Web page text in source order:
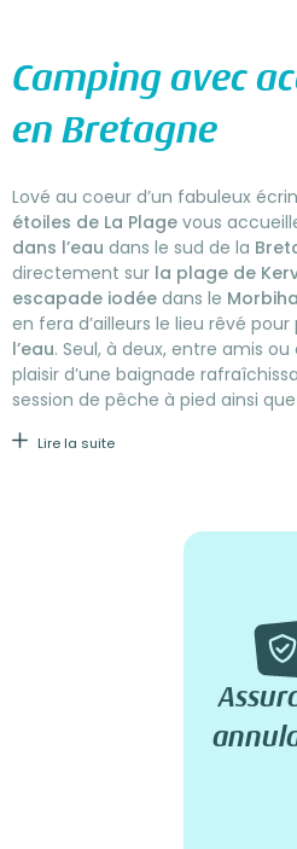
Camping avec
en Bretagne
Lové au coeur d’un fabuleux
étoiles de La Plage vous
dans l’eau dans le sud de la
directement sur la plage de
escapade iodéedans le
en fera d’ailleurs le lieu rêvé
l’eau. Seul, à deux, entre amis
plaisir d’une baignade
session de pêche à pied ainsi que
Lire la suite